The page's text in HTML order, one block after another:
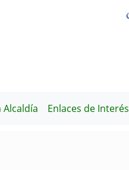
Alcaldía Enlaces de Interés